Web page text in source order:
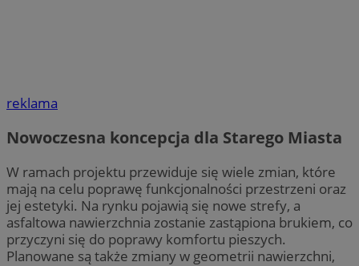
reklama
Nowoczesna koncepcja dla Starego Miasta
W ramach projektu przewiduje się wiele zmian, które
mają na celu poprawę funkcjonalności przestrzeni oraz
jej estetyki. Na rynku pojawią się nowe strefy, a
asfaltowa nawierzchnia zostanie zastąpiona brukiem, co
przyczyni się do poprawy komfortu pieszych.
Planowane są także zmiany w geometrii nawierzchni,